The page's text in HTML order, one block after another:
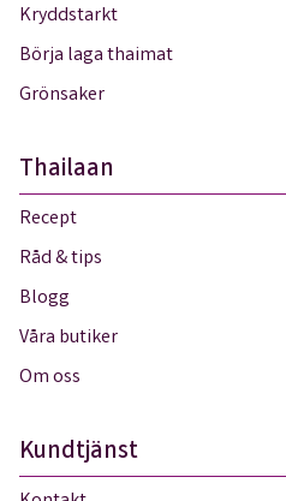
Kryddstarkt
Börja laga thaimat
Grönsaker
Thailaan
Recept
Råd & tips
Blogg
Våra butiker
Om oss
Kundtjänst